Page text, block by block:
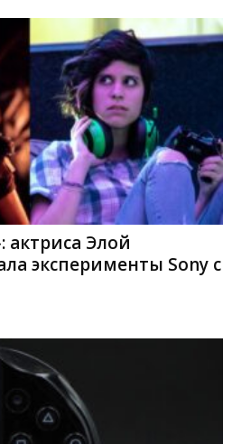
актриса Элой
эксперименты Sony с